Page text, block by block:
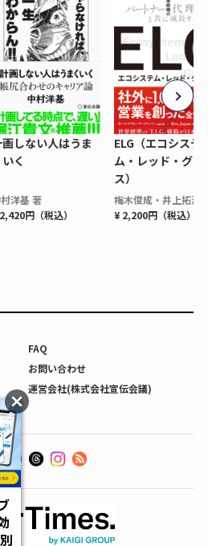
しない人はうま
いく
洋基 著
円（税込）
ELG（エコシステ
ム・レッド・グロ
ス）
梅木俊成・井上拓海
¥ 2,200円（税込）
FAQ
お問い合わせ
運営会社(株式会社宣伝会議)